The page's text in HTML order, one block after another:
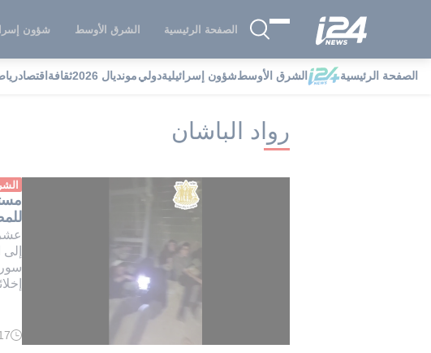
الصفحة الرئيسية الشرق الأوسط شؤون
الصفحة الرئيسية الشرق الأوسطشؤون إسرائيليةدوليمونديال 2026 ثقافة اقتصاد i24NEWS i24NEWS فهرس علامات رواد الباشان
رواد الباشان
وقت
17 مايو